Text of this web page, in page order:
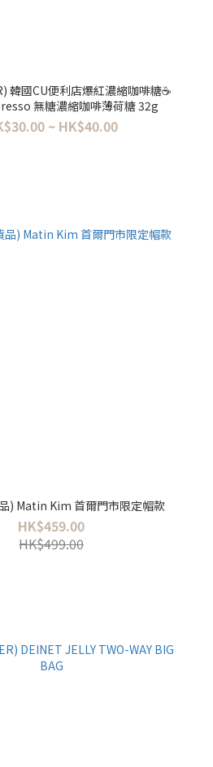
韓國CU便利店爆紅濃縮咖啡糖☕️
無糖濃縮咖啡薄荷糖 32g
~ HK$40.00
) Matin Kim 首爾門市限定帽款
HK$459.00
HK$499.00